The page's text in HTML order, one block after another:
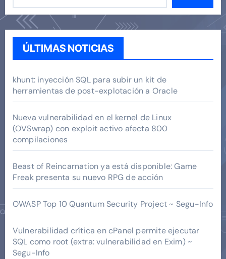
ÚLTIMAS NOTICIAS
khunt: inyección SQL para subir un kit de
herramientas de post-explotación a Oracle
Nueva vulnerabilidad en el kernel de Linux
(OVSwrap) con exploit activo afecta 800
compilaciones
Beast of Reincarnation ya está disponible: Game
Freak presenta su nuevo RPG de acción
OWASP Top 10 Quantum Security Project ~ Segu-Info
Vulnerabilidad crítica en cPanel permite ejecutar
SQL como root (extra: vulnerabilidad en Exim) ~
Segu-Info